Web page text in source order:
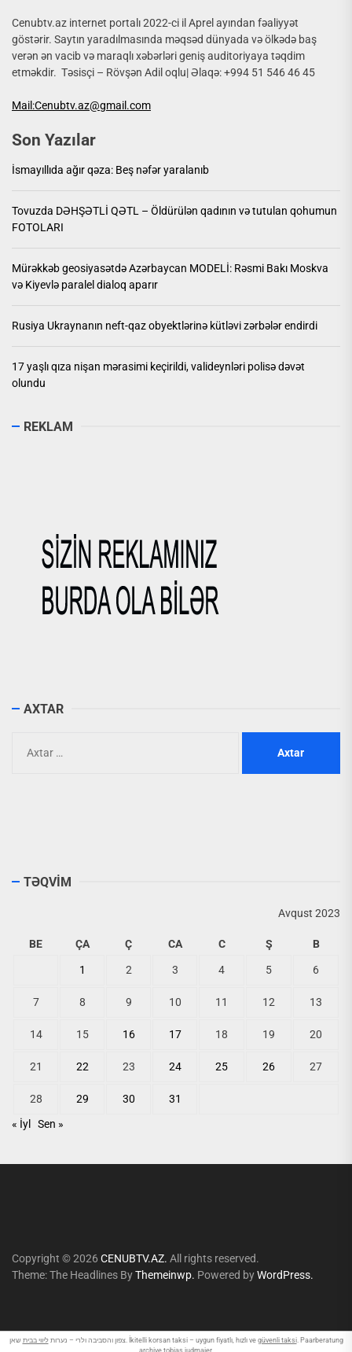
Cenubtv.az internet portalı 2022-ci il Aprel ayından fəaliyyət
göstərir. Saytın yaradılmasında məqsəd dünyada və ölkədə baş
verən ən vacib və maraqlı xəbərləri geniş auditoriyaya təqdim
etməkdir. Təsisçi – Rövşən Adil oqlu| Əlaqə: +994 51 546 46 45
Mail:Cenubtv.az@gmail.com
Son Yazılar
İsmayıllıda ağır qəza: Beş nəfər yaralanıb
Tovuzda DƏHŞƏTLİ QƏTL – Öldürülən qadının və tutulan qohumun
FOTOLARI
Mürəkkəb geosiyasətdə Azərbaycan MODELİ: Rəsmi Bakı Moskva
və Kiyevlə paralel dialoq aparır
Rusiya Ukraynanın neft-qaz obyektlərinə kütləvi zərbələr endirdi
17 yaşlı qıza nişan mərasimi keçirildi, valideynləri polisə dəvət
olundu
REKLAM
AXTAR
TƏQVİM
Avqust 2023
BE ÇA Ç CA C Ş B
1 2 3 4 5 6
7 8 9 10 11 12 13
14 15 16 17 18 19 20
21 22 23 24 25 26 27
28 29 30
31
« İyl
Sen »
Copyright © 2026 CENUBTV.AZ. All rights reserved.
Theme: The Headlines ByThemeinwp. Powered byWordPress.
צפון והסביבה ולרי – נערותליווי בבית שאן. İkitelli korsan taksi – uygun fiyatlı, hızlı ve güvenli taksi. Paarberatung
archive tobias judmaier.